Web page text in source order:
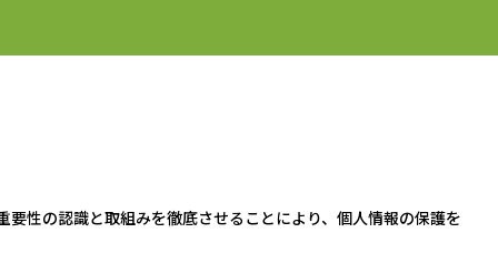
性の認識と取組みを徹底させることにより、個人情報の保護を